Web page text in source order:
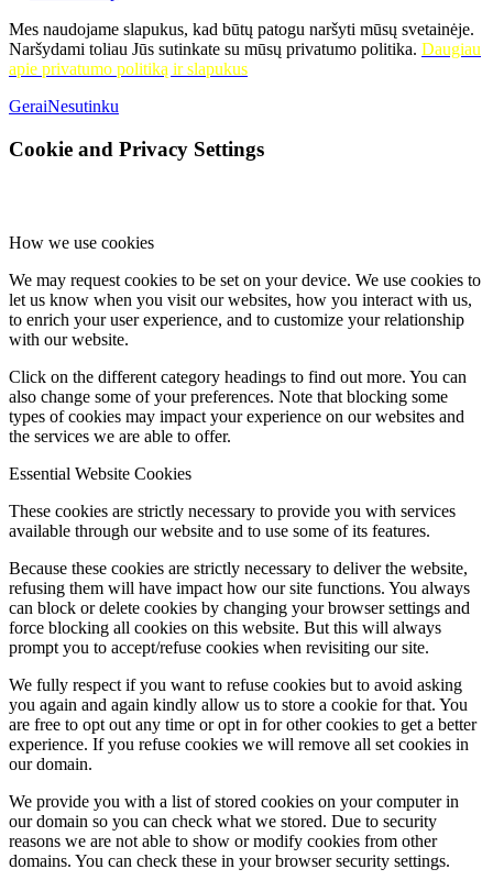
Mes naudojame slapukus, kad būtų patogu naršyti mūsų svetainėje.
Naršydami toliau Jūs sutinkate su mūsų privatumo politika. Daugiau
apie privatumo politiką ir slapukus
GeraiNesutinku
Cookie and Privacy Settings
How we use cookies
We may request cookies to be set on your device. We use cookies to
let us know when you visit our websites, how you interact with us,
to enrich your user experience, and to customize your relationship
with our website.
Click on the different category headings to find out more. You can
also change some of your preferences. Note that blocking some
types of cookies may impact your experience on our websites and
the services we are able to offer.
Essential Website Cookies
These cookies are strictly necessary to provide you with services
available through our website and to use some of its features.
Because these cookies are strictly necessary to deliver the website,
refusing them will have impact how our site functions. You always
can block or delete cookies by changing your browser settings and
force blocking all cookies on this website. But this will always
prompt you to accept/refuse cookies when revisiting our site.
We fully respect if you want to refuse cookies but to avoid asking
you again and again kindly allow us to store a cookie for that. You
are free to opt out any time or opt in for other cookies to get a better
experience. If you refuse cookies we will remove all set cookies in
our domain.
We provide you with a list of stored cookies on your computer in
our domain so you can check what we stored. Due to security
reasons we are not able to show or modify cookies from other
domains. You can check these in your browser security settings.